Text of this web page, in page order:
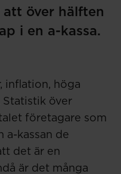
att över hälften
i en a-kassa.
inflation, höga
Statistik över
företagare som
a-kassan de
det är en
är det många